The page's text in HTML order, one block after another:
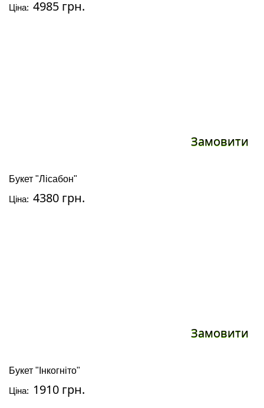
Ціна: 4985 грн.
Замовити
Букет "Лісабон"
Ціна: 4380 грн.
Замовити
Букет "Інкогніто"
Ціна: 1910 грн.